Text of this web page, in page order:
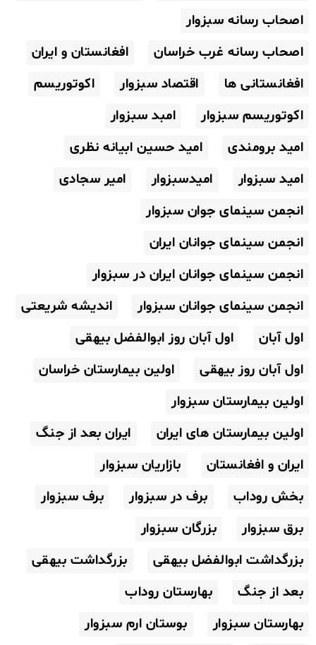
اصحاب رسانه سبزوار
اصحاب رسانه غرب خراسان
افغانستان و ایران
افغانستانی ها
اقتصاد سبزوار
اکوتوریسم
اکوتوریسم سبزوار
امبد سبزوار
امید برومندی
امید حسین ابیانه نظری
امید سبزوار
امیدسبزوار
امیر سجادی
انجمن سینمای جوان سبزوار
انجمن سینمای جوانان ایران
انجمن سینمای جوانان ایران در سبزوار
انجمن سینمای جوانان سبزوار
اندیشه شریعتی
اول آبان
اول آبان روز ابوالفضل بیهقی
اول آبان روز بیهقی
اولین بیمارستان خراسان
اولین بیمارستان سبزوار
اولین بیمارستان های ایران
ایران بعد از جنگ
ایران و افغانستان
بازاریان سبزوار
بخش روداب
برف در سبزوار
برف سبزوار
برق سبزوار
بزرگان سبزوار
بزرگداشت ابوالفضل بیهقی
بزرگداشت بیهقی
بعد از جنگ
بهارستان روداب
بهارستان سبزوار
بوستان ارم سبزوار